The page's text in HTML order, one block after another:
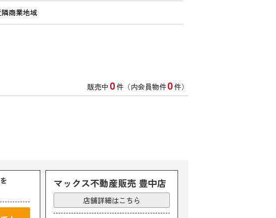
隣商業地域
販売中 0件（内会員物件0件）
マックス不動産販売 豊中店
店舗詳細はこちら